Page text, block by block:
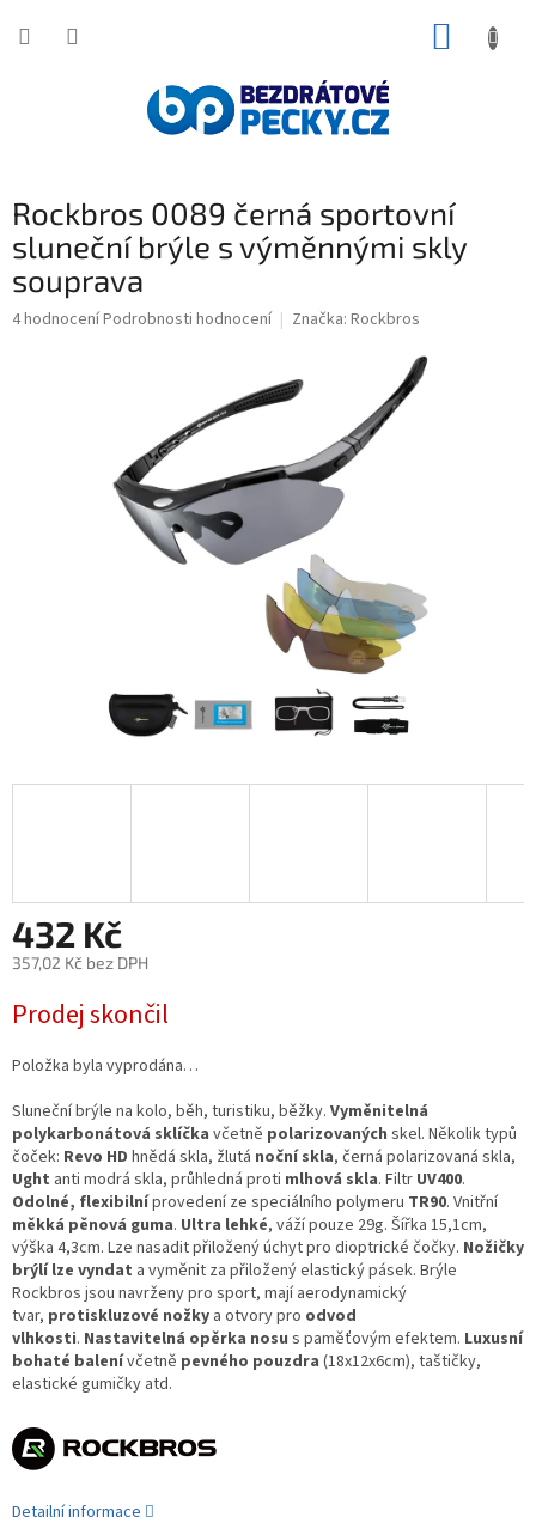
Rockbros 0089 černá sportovní
sluneční brýle s výměnnými skly
souprava
Průměrné
4 hodnoceníPodrobnosti hodnocení Značka: Rockbros
432 Kč
357,02 Kč bez DPH
cena:
Prodej skončil
Položka byla vyprodána…
Sluneční brýle na kolo, běh, turistiku, běžky. Vyměnitelná
polykarbonátová sklíčka včetně polarizovaných skel. Několik typů
čoček: Revo HD hnědá skla, žlutá noční skla, černá polarizovaná skla,
Ught anti modrá skla, průhledná proti mlhová skla. Filtr UV400.
Odolné, flexibilníprovedení ze speciálního polymeru TR90. Vnitřní
měkká pěnová guma. Ultra lehké, váží pouze 29g. Šířka 15,1cm,
výška 4,3cm. Lze nasadit přiložený úchyt pro dioptrické čočky. Nožičky
brýlí lze vyndat a vyměnit za přiložený elastický pásek. Brýle
Rockbros jsou navrženy pro sport, mají aerodynamický
tvar, protiskluzové nožky a otvory pro odvod
vlhkosti. Nastavitelná opěrka nosu s paměťovým efektem. Luxusní
bohaté balenívčetně pevného pouzdra (18x12x6cm), taštičky,
elastické gumičky atd.
Detailní informace